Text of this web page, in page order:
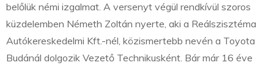
belőlük némi izgalmat. A versenyt végül rendkívül szoros
küzdelemben Németh Zoltán nyerte, aki a Reálszisztéma
Autókereskedelmi Kft.-nél, közismertebb nevén a Toyota
Budánál dolgozik Vezető Technikusként. Bár már 16 éve